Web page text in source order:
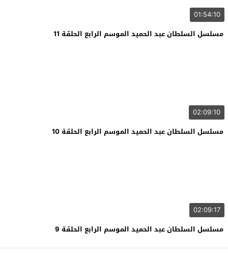
01:54:10
مسلسل السلطان عبد الحميد الموسم الرابع الحلقة 11
02:09:10
مسلسل السلطان عبد الحميد الموسم الرابع الحلقة 10
02:09:17
مسلسل السلطان عبد الحميد الموسم الرابع الحلقة 9